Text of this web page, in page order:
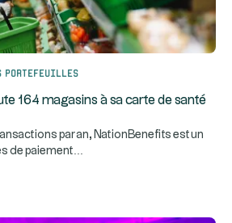
portefeuilles
164 magasins à sa carte de santé
par an, NationBenefits est un
de paiement